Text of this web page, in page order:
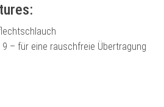
9 – für eine rauschfreie Übertragung